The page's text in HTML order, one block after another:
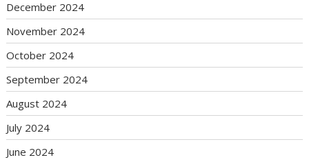
December 2024
November 2024
October 2024
September 2024
August 2024
July 2024
June 2024